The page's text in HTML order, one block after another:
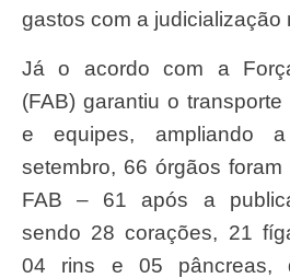
gastos com a judicialização
Já o acordo com a Força Aérea Brasileira
(FAB) garantiu o
e equipes, ampliando
setembro, 66 órgãos
FAB – 61 após a
sendo 28 corações, 21
04 rins e 05 pâncreas,